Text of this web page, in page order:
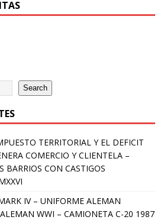
Search
TERRITORIAL Y EL DEFICIT
COMERCIO Y CLIENTELA –
BARRIOS CON CASTIGOS
IV – UNIFORME ALEMAN
WWI – CAMIONETA C-20 1987